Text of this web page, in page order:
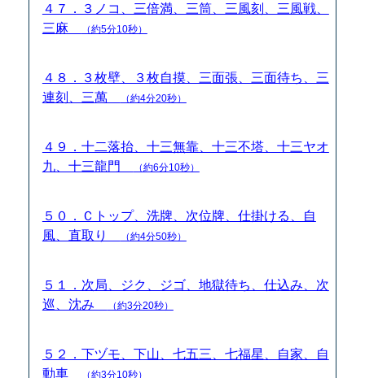
４７．３ノコ、三倍満、三筒、三風刻、三風戦、
三麻
（約5分10秒）
４８．３枚壁、３枚自摸、三面張、三面待ち、三
連刻、三萬
（約4分20秒）
４９．十二落抬、十三無靠、十三不塔、十三ヤオ
九、十三龍門
（約6分10秒）
５０．Ｃトップ、洗牌、次位牌、仕掛ける、自
風、直取り
（約4分50秒）
５１．次局、ジク、ジゴ、地獄待ち、仕込み、次
巡、沈み
（約3分20秒）
５２．下ヅモ、下山、七五三、七福星、自家、自
動車
（約3分10秒）